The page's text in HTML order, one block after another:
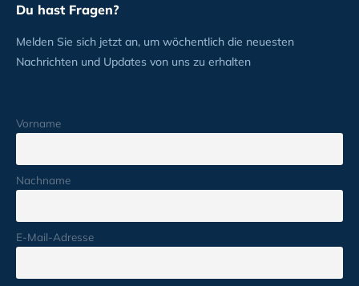
Du hast Fragen?
Melden Sie sich jetzt an, um wöchentlich die neuesten
Nachrichten und Updates von uns zu erhalten
Vorname
Nachname
E-Mail-Adresse